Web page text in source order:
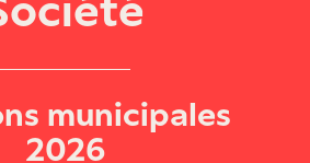
municipales
2026